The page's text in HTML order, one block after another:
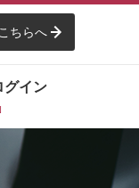
ちらへ
グイン